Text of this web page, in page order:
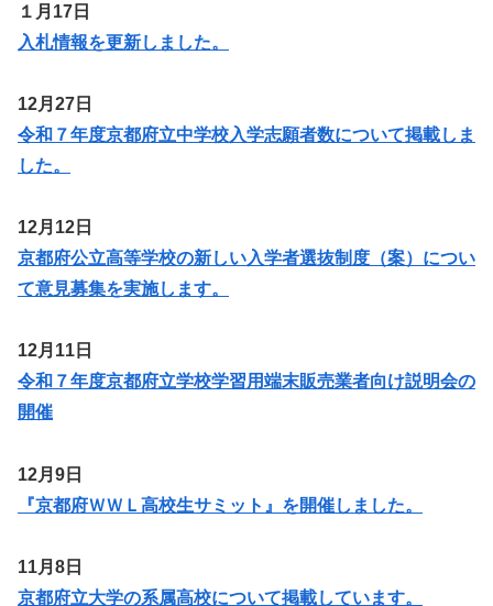
１月17日
入札情報を更新しました。
12月27日
令和７年度京都府立中学校入学志願者数について掲載しま
した。
12月12日
京都府公立高等学校の新しい入学者選抜制度（案）につい
て意見募集を実施します。
12月11日
令和７年度京都府立学校学習用端末販売業者向け説明会の
開催
12月9日
『京都府ＷＷＬ高校生サミット』を開催しました。
11月8日
京都府立大学の系属高校について掲載しています。